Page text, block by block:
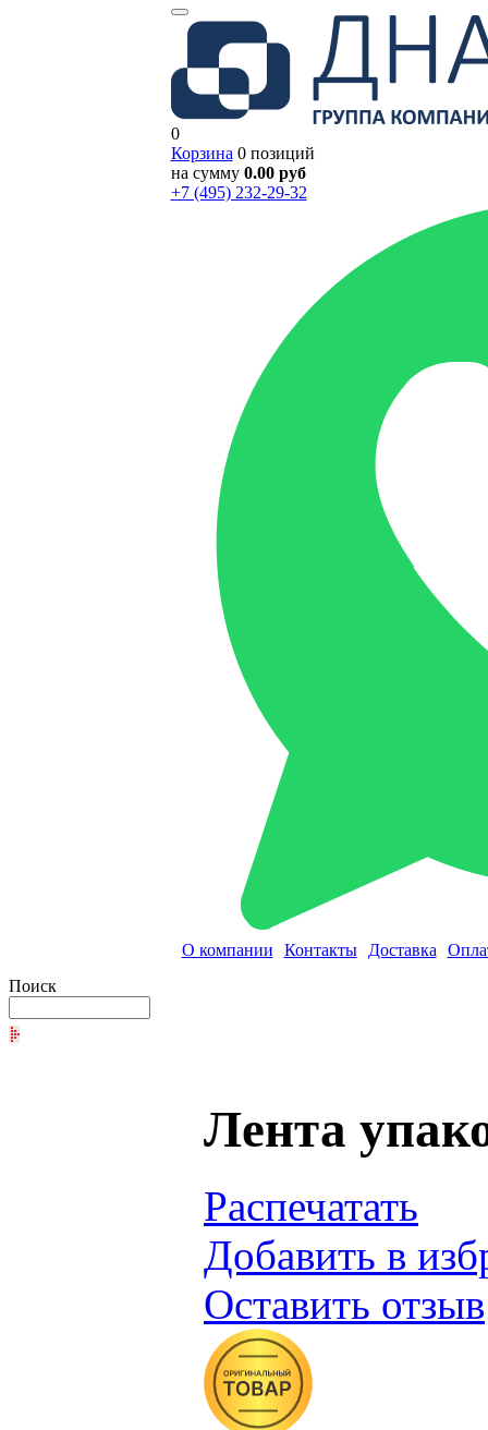
0
Корзина 0 позиций
на сумму 0.00 руб
+7 (495) 232-29-32
О компании Контакты Доставка
Поиск
Лента
Распечатать
Добавить в
Оставить отзыв